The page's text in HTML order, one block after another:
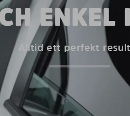
ENKEL
Alltid ett perfekt